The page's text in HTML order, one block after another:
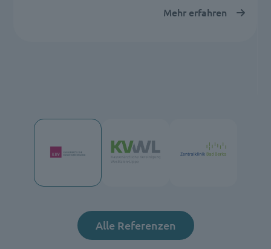
Mehr erfahren
Alle Referenzen